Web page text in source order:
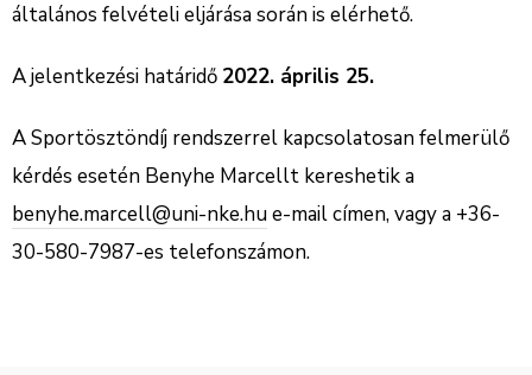
általános felvételi eljárása során is elérhető.
A jelentkezési határidő 2022. április 25.
A Sportösztöndíj rendszerrel kapcsolatosan felmerülő
kérdés esetén Benyhe Marcellt kereshetik a
benyhe.marcell@uni-nke.hue-mail címen, vagy a +36-
30-580-7987-es telefonszámon.